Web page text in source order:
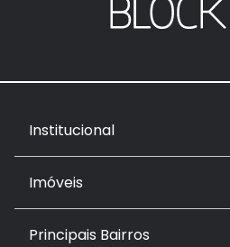
Institucional
Imóveis
Principais Bairros